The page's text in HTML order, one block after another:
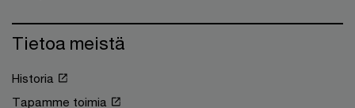
Tietoa meistä
Historia
Tapamme toimia